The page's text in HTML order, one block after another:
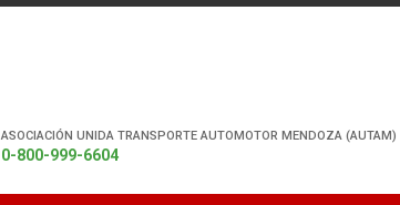
ASOCIACIÓN UNIDA TRANSPORTE AUTOMOTOR MENDOZA (AUTAM)
0-800-999-6604